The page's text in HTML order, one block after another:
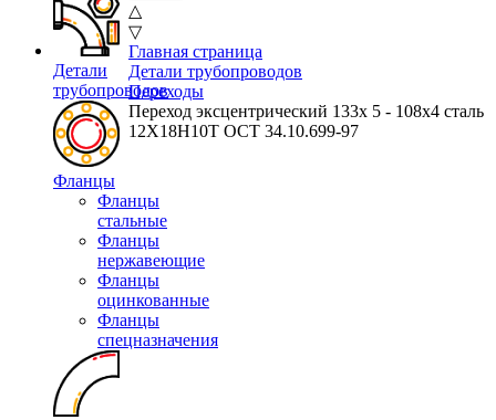
Детали
трубопроводов
Фланцы
Фланцы
стальные
Фланцы
нержавеющие
Фланцы
оцинкованные
Фланцы
спецназначения
△
▽
Главная страница
Детали трубопроводов
Переходы
Переход эксцентрический 133х 5 - 108х4 сталь
12Х18Н10Т ОСТ 34.10.699-97